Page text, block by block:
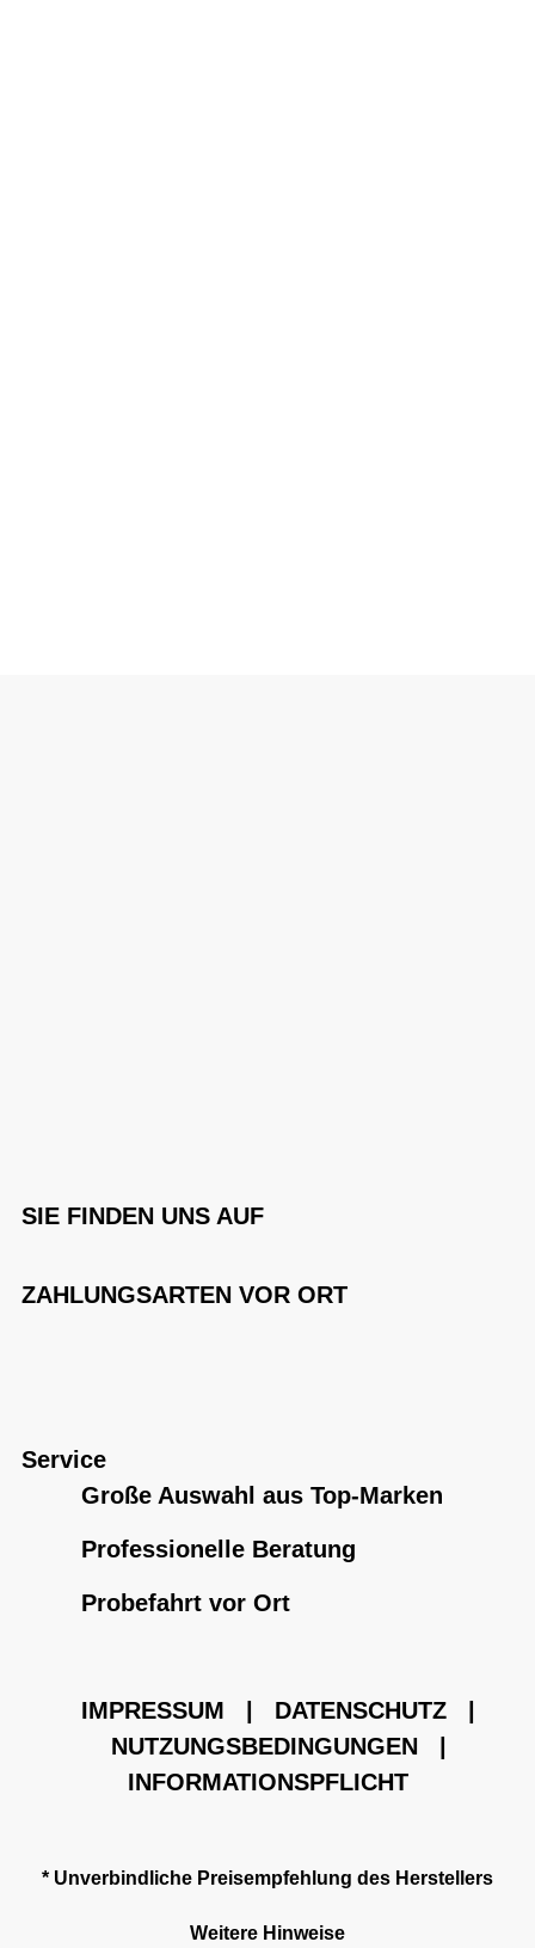
SIE FINDEN UNS AUF
ZAHLUNGSARTEN VOR ORT
Service
Große Auswahl aus Top-Marken
Professionelle Beratung
Probefahrt vor Ort
IMPRESSUM DATENSCHUTZ
NUTZUNGSBEDINGUNGEN
INFORMATIONSPFLICHT
* Unverbindliche Preisempfehlung des Herstellers
Weitere Hinweise